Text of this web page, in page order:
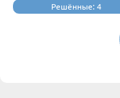
Решённые: 4